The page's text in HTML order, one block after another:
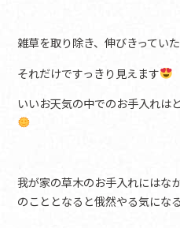
雑草を取り除き、伸びきってい
それだけですっきり見えます
いいお天気の中でのお手入れは
我が家の草木のお手入れにはな
のこととなると俄然やる気にな